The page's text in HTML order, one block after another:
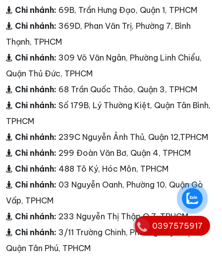
Chi nhánh: 69B, Trần Hưng Đạo, Quận 1, TPHCM
Chi nhánh: 369D, Phan Văn Trị, Phường 7, Bình
Thạnh, TPHCM
Chi nhánh: 309 Võ Văn Ngân, Phường Linh Chiểu,
Quận Thủ Đức, TPHCM
Chi nhánh: 68 Trần Quốc Thảo, Quận 3, TPHCM
Chi nhánh: Số 179B, Lý Thường Kiệt, Quận Tân Bình,
TPHCM
Chi nhánh: 239C Nguyễn Ảnh Thủ, Quận 12,TPHCM
Chi nhánh: 299 Đoàn Văn Bơ, Quận 4, TPHCM
Chi nhánh: 488 Tô Ký, Hóc Môn, TPHCM
Chi nhánh: 03 Nguyễn Oanh, Phường 10, Quận Gò
Vấp, TPHCM
Chi nhánh: 233 Nguyễn Thị Thập,Q.7, TPHCM
Chi nhánh: 3/11 Trường Chinh, Phường Tây Thạnh,
Quận Tân Phú, TPHCM
0397575917